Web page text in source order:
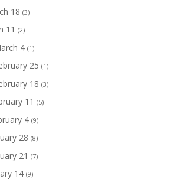
18 (3)
11 (2)
4 (1)
25 (1)
18 (3)
11 (5)
4 (9)
28 (8)
21 (7)
14 (9)